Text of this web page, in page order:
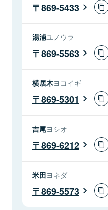
869-5433
湯浦ユノウラ
869-5563
横居木ヨコイギ
869-5301
吉尾ヨシオ
869-6212
米田ヨネダ
869-5573